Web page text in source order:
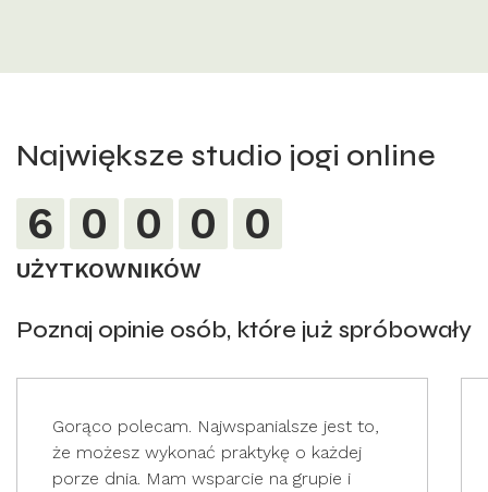
Największe studio jogi online
6 0 0 0 0
UŻYTKOWNIKÓW
Poznaj opinie osób, które już spróbowały
Gorąco polecam. Najwspanialsze jest to,
że możesz wykonać praktykę o każdej
porze dnia. Mam wsparcie na grupie i